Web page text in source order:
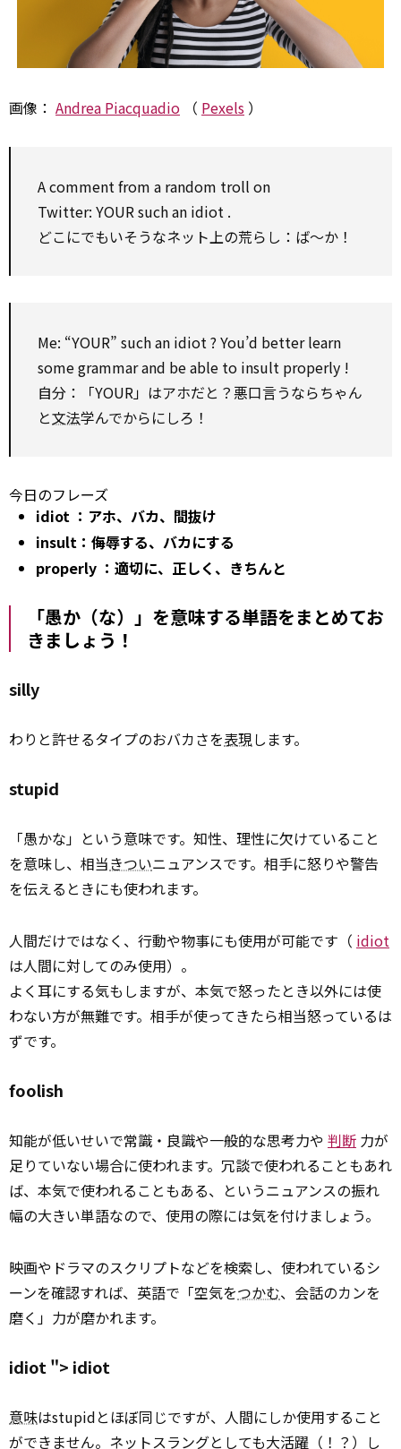
画像： Andrea Piacquadio （ Pexels ）
Acommentfrom a random troll on
Twitter: YOUR such an idiot .
どこにでもいそうなネット上の荒らし：ば～か！
Me: “YOUR” such an idiot? You’d better learn
some grammar and be able to insult properly !
自分：「YOUR」はアホだと？悪口言うならちゃん
と文法学んでからにしろ！
今日のフレーズ
idiot ：アホ、バカ、間抜け
insult：侮辱する、バカにする
properly ：適切に、正しく、きちんと
「愚か（な）」を意味する単語をまとめてお
きましょう！
silly
わりと許せるタイプのおバカさを表現します。
stupid
「愚かな」という意味です。知性、理性に欠けていること
を意味し、相当きついニュアンスです。相手に怒りや警告
を伝えるときにも使われます。
人間だけではなく、行動や物事にも使用が可能です（ idiot
は人間に対してのみ使用）。
よく耳にする気もしますが、本気で怒ったとき以外には使
わない方が無難です。相手が使ってきたら相当怒っているは
ずです。
foolish
知能が低いせいで常識・良識や一般的な思考力や 判断 力が
足りていない場合に使われます。冗談で使われることもあれ
ば、本気で使われることもある、というニュアンスの振れ
幅の大きい単語なので、使用の際には気を付けましょう。
映画やドラマのスクリプトなどを検索し、使われているシ
ーンを確認すれば、英語で「空気をつかむ、会話のカンを
磨く」力が磨かれます。
idiot "> idiot
意味はstupidとほぼ同じですが、人間にしか使用すること
ができません。ネットスラングとしても大活躍（！？）し